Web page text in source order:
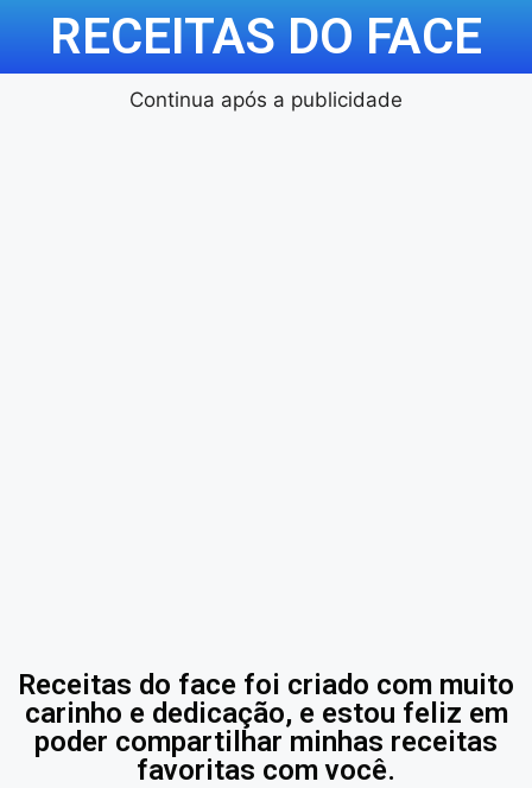
RECEITAS DO FACE
Continua após a publicidade
Receitas do face foi criado com muito
carinho e dedicação, e estou feliz em
poder compartilhar minhas receitas
favoritas com você.